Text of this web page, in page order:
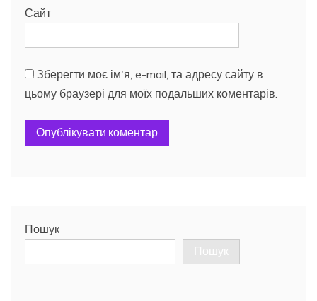
Сайт
Зберегти моє ім'я, e-mail, та адресу сайту в
цьому браузері для моїх подальших коментарів.
Пошук
Пошук